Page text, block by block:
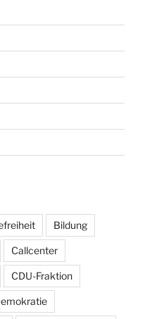
Bildung
Callcenter
CDU-Fraktion